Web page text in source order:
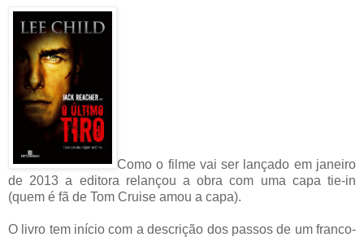
Como o filme vai ser lançado em janeiro
de 2013 a editora relançou a obra com uma capa tie-in
(quem é fã de Tom Cruise amou a capa).
O livro tem início com a descrição dos passos de um franco-